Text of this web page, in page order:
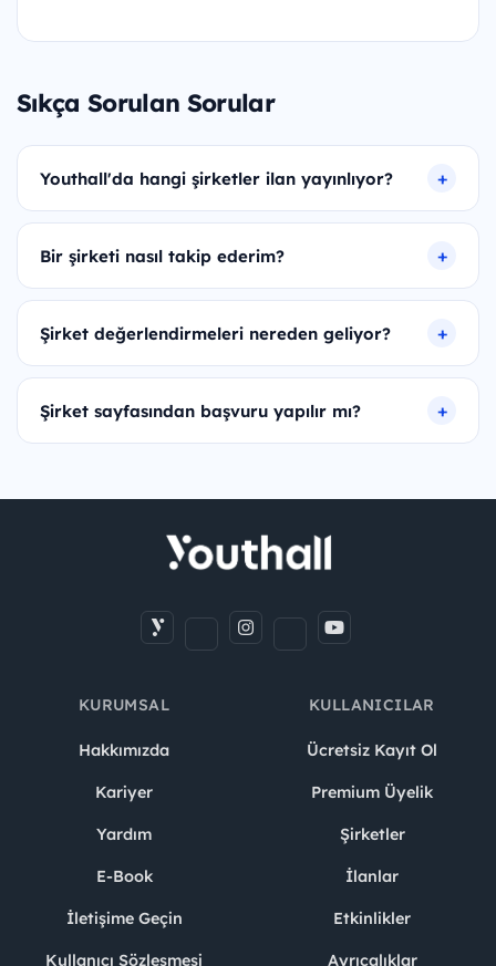
Sıkça Sorulan Sorular
Youthall'da hangi şirketler ilan yayınlıyor?
Bir şirketi nasıl takip ederim?
Şirket değerlendirmeleri nereden geliyor?
Şirket sayfasından başvuru yapılır mı?
KURUMSAL
Hakkımızda
Kariyer
Yardım
E-Book
İletişime Geçin
Kullanıcı Sözleşmesi
KULLANICILAR
Ücretsiz Kayıt Ol
Premium Üyelik
Şirketler
İlanlar
Etkinlikler
Ayrıcalıklar